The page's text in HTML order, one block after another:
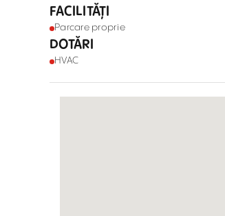
FACILITĂȚI
Parcare proprie
DOTĂRI
HVAC